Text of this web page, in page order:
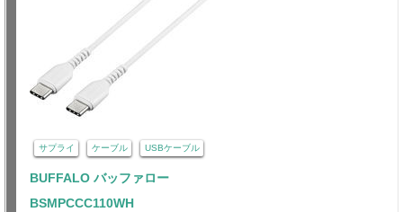
サプライ ケーブル USBケーブル
BUFFALO バッファロー
BSMPCCC110WH